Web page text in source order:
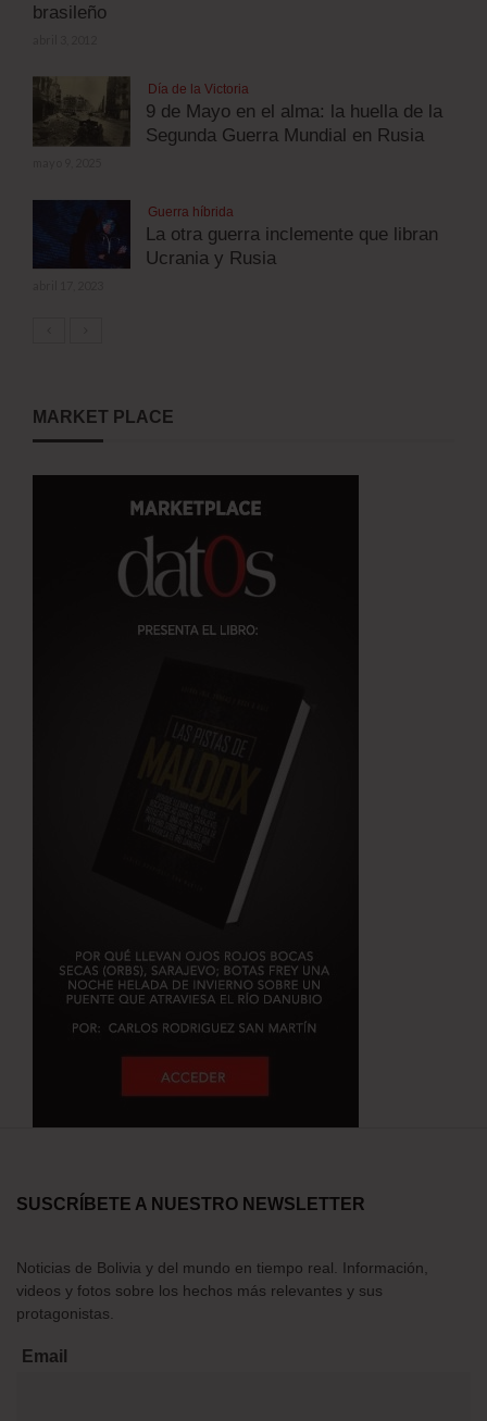
brasileño
Día de la Victoria
9 de Mayo en el alma: la huella de la
Segunda Guerra Mundial en Rusia
Guerra híbrida
La otra guerra inclemente que libran
Ucrania y Rusia
MARKET PLACE
SUSCRÍBETE A NUESTRO NEWSLETTER
Noticias de Bolivia y del mundo en tiempo real. Información,
videos y fotos sobre los hechos más relevantes y sus
protagonistas.
Email